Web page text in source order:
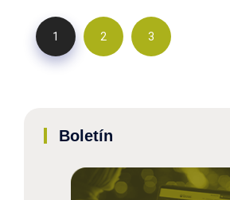
1 2 3
Boletín